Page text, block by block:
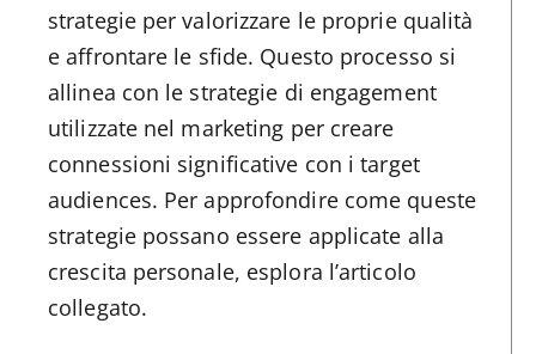
strategie per valorizzare le proprie qualità
e affrontare le sfide. Questo processo si
allinea con le strategie di engagement
utilizzate nel marketing per creare
connessioni significative con i target
audiences. Per approfondire come queste
strategie possano essere applicate alla
crescita personale, esplora l’articolo
collegato.